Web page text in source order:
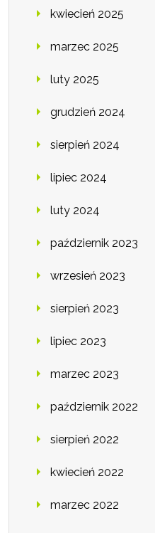
kwiecień 2025
marzec 2025
luty 2025
grudzień 2024
sierpień 2024
lipiec 2024
luty 2024
październik 2023
wrzesień 2023
sierpień 2023
lipiec 2023
marzec 2023
październik 2022
sierpień 2022
kwiecień 2022
marzec 2022